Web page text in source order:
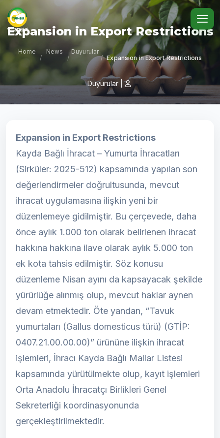
Expansion in Export Restrictions
Home
/
News
/
Duyurular
/ Expansion in Export Restrictions
Duyurular|
Expansion in Export Restrictions
Kayda Bağlı İhracat – Yumurta İhracatları
(Sirküler: 2025-512) kapsamında yapılan son
değerlendirmeler doğrultusunda, mevcut
ihracat uygulamasına ilişkin yeni bir
düzenlemeye gidilmiştir. Bu çerçevede, daha
önce aylık 1.000 ton olarak belirlenen ihracat
hakkına hakkına ilave olarak aylık 5.000 ton
ek kota tahsis edilmiştir. Söz konusu
düzenleme Nisan ayını da kapsayacak şekilde
yürürlüğe alınmış olup, mevcut haklar aynen
devam etmektedir. Öte yandan, “Tavuk
yumurtaları (Gallus domesticus türü) (GTİP:
0407.21.00.00.00)” ürününe ilişkin ihracat
işlemleri, İhracı Kayda Bağlı Mallar Listesi
kapsamında yürütülmekte olup, kayıt işlemleri
Orta Anadolu İhracatçı Birlikleri Genel
Sekreterliği koordinasyonunda
gerçekleştirilmektedir.